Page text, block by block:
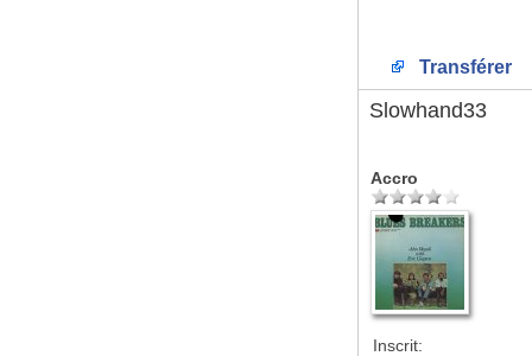
Transférer
Slowhand33
Accro
Inscrit: